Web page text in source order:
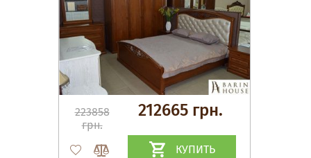
223858
грн.
212665 грн.
КУПИТЬ